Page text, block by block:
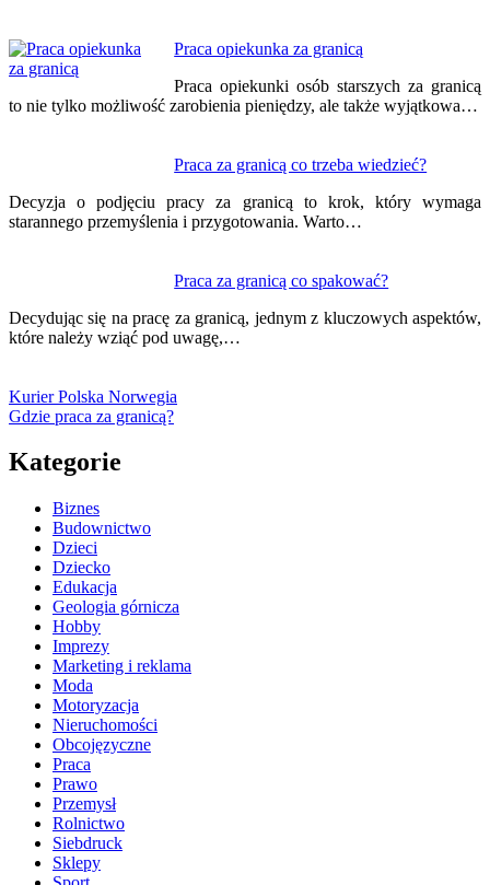
Praca opiekunka za granicą
Praca opiekunki osób starszych za granicą
to nie tylko możliwość zarobienia pieniędzy, ale także wyjątkowa…
Praca za granicą co trzeba wiedzieć?
Decyzja o podjęciu pracy za granicą to krok, który wymaga
starannego przemyślenia i przygotowania. Warto…
Praca za granicą co spakować?
Decydując się na pracę za granicą, jednym z kluczowych aspektów,
które należy wziąć pod uwagę,…
Kurier Polska Norwegia
Gdzie praca za granicą?
Kategorie
Biznes
Budownictwo
Dzieci
Dziecko
Edukacja
Geologia górnicza
Hobby
Imprezy
Marketing i reklama
Moda
Motoryzacja
Nieruchomości
Obcojęzyczne
Praca
Prawo
Przemysł
Rolnictwo
Siebdruck
Sklepy